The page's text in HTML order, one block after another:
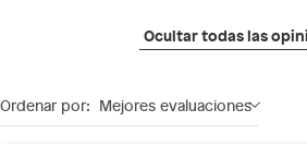
Ocultar todas las
Ordenar por: Mejores evaluaciones